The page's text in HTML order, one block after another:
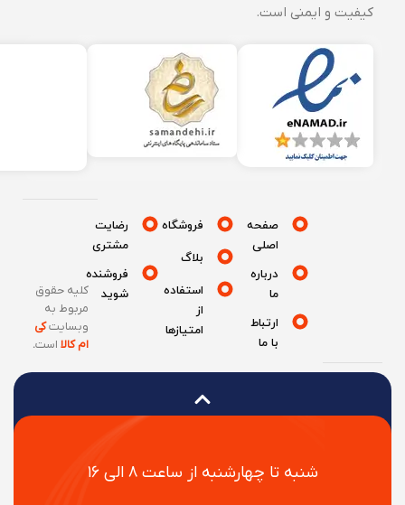
کیفیت و ایمنی است.
شنبه تا چهارشنبه از ساعت ۸ الی ۱۶
صفحه
درباره
ارتباط
فروشگاه
بلاگ
استفاده
امتیازها
رضایت
مشتری
فروشنده
شوید
کلیه حقوق
مربوط به
وبسایتکی
ام کالااست.